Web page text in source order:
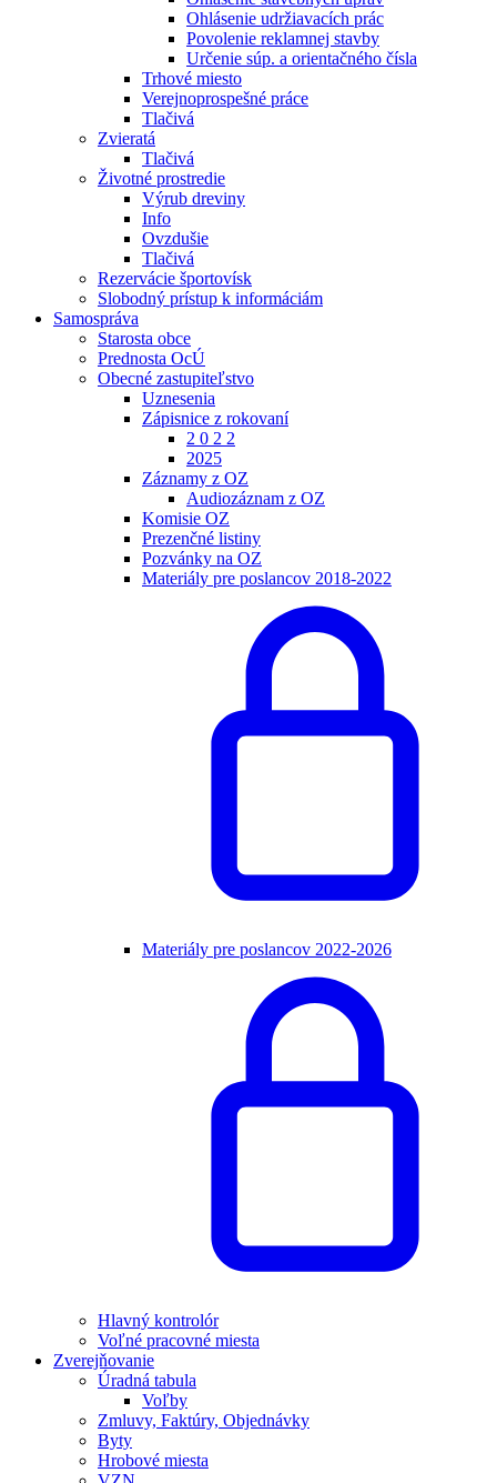
Ohlásenie udržiavacích prác
Povolenie reklamnej stavby
Určenie súp. a orientačného čísla
Trhové miesto
Verejnoprospešné práce
Tlačivá
Zvieratá
Tlačivá
Životné prostredie
Výrub dreviny
Info
Ovzdušie
Tlačivá
Rezervácie športovísk
Slobodný prístup k informáciám
Samospráva
Starosta obce
Prednosta OcÚ
Obecné zastupiteľstvo
Uznesenia
Zápisnice z rokovaní
2 0 2 2
2025
Záznamy z OZ
Audiozáznam z OZ
Komisie OZ
Prezenčné listiny
Pozvánky na OZ
Materiály pre poslancov 2018-2022
Materiály pre poslancov 2022-2026
Hlavný kontrolór
Voľné pracovné miesta
Zverejňovanie
Úradná tabula
Voľby
Zmluvy, Faktúry, Objednávky
Byty
Hrobové miesta